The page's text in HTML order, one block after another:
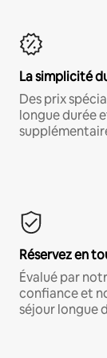
La simplicité
Des prix
longue durée
Réservez en
Évalué par
confiance et
séjour longue